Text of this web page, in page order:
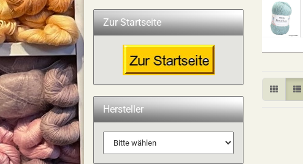
Zur Startseite
Hersteller